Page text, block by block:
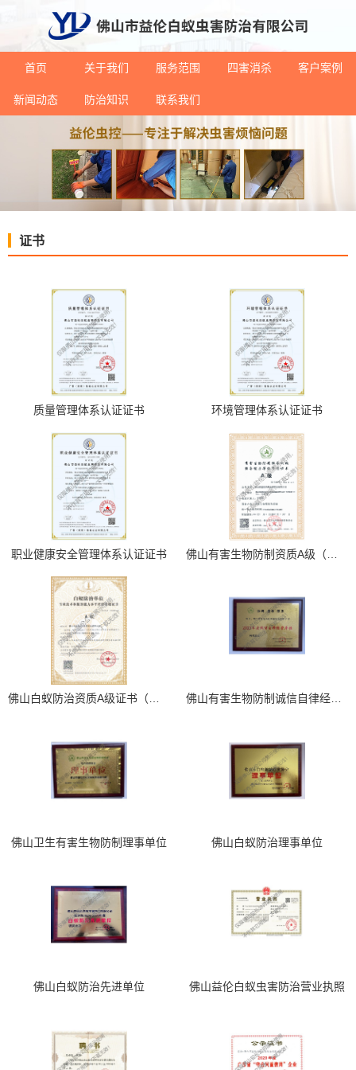
首页 关于我们 服务范围 四害消杀 客户案例
新闻动态 防治知识 联系我们
证书
质量管理体系认证证书 环境管理体系认证证书
职业健康安全管理体系认证证书
佛山卫生有害生物防制理事单位 佛山白蚁防治理事单位
佛山白蚁防治先进单位 佛山益伦白蚁虫害防治营业执照